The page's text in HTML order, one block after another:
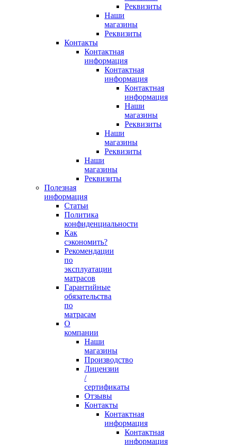
Реквизиты
Наши
магазины
Реквизиты
Контакты
Контактная
информация
Контактная
информация
Контактная
информация
Наши
магазины
Реквизиты
Наши
магазины
Реквизиты
Наши
магазины
Реквизиты
Полезная
информация
Статьи
Политика
конфиденциальности
Как
сэкономить?
Рекомендации
по
эксплуатации
матрасов
Гарантийные
обязательства
по
матрасам
О
компании
Наши
магазины
Производство
Лицензии
/
сертификаты
Отзывы
Контакты
Контактная
информация
Контактная
информация